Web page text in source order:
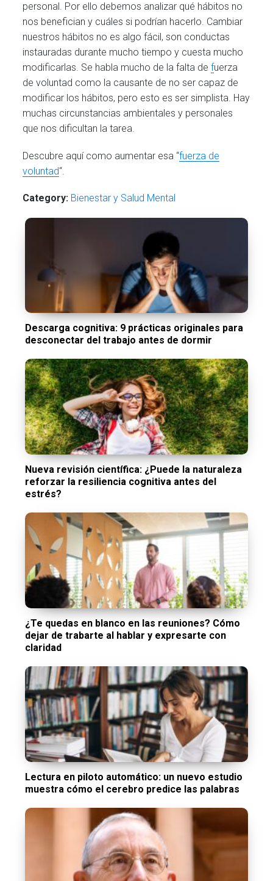
personal. Por ello debemos analizar qué hábitos no
nos benefician y cuáles si podrían hacerlo. Cambiar
nuestros hábitos no es algo fácil, son conductas
instauradas durante mucho tiempo y cuesta mucho
modificarlas. Se habla mucho de la falta defuerza
de voluntad como la causante de no ser capaz de
modificar los hábitos, pero esto es ser simplista. Hay
muchas circunstancias ambientales y personales
que nos dificultan la tarea.
Descubre aquí como aumentar esa “fuerza de
voluntad“.
Category: Bienestar y Salud Mental
Descarga cognitiva: 9 prácticas originales para
desconectar del trabajo antes de dormir
Nueva revisión científica: ¿Puede la naturaleza
reforzar la resiliencia cognitiva antes del
estrés?
¿Te quedas en blanco en las reuniones? Cómo
dejar de trabarte al hablar y expresarte con
claridad
Lectura en piloto automático: un nuevo estudio
muestra cómo el cerebro predice las palabras